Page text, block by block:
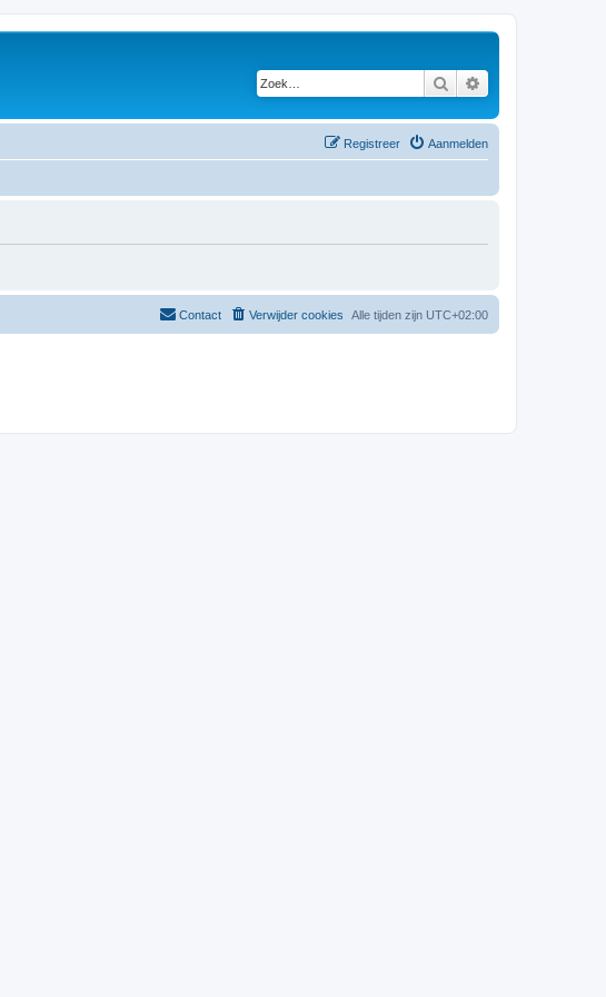
Zoek
Aanmelden
Registreer
Alle tijden zijn UTC+02:00
Verwijder cookies
Contact